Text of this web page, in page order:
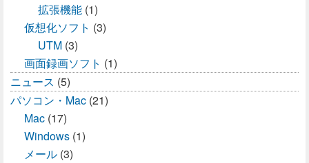
拡張機能 (1)
仮想化ソフト (3)
UTM (3)
画面録画ソフト (1)
ニュース (5)
パソコン・Mac (21)
Mac (17)
Windows (1)
メール (3)